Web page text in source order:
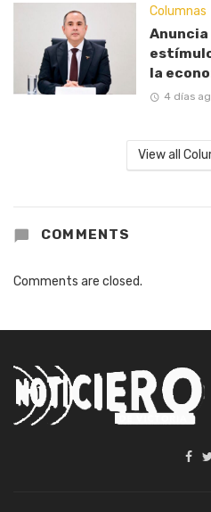
Columnas
Anuncia
la
4 días
View all
COMMENTS
Comments are closed.